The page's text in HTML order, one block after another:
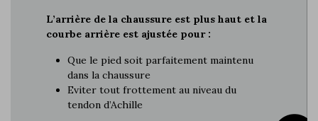
L’arrière de la chaussure est plus haut et la
courbe arrière est ajustée pour :
Que le pied soit parfaitement maintenu
dans la chaussure
Eviter tout frottement au niveau du
tendon d’Achille